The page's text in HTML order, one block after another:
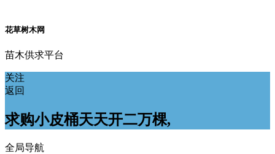
花草树木网
苗木供求平台
关注
返回
求购小皮桶天天开二万棵,
全局导航